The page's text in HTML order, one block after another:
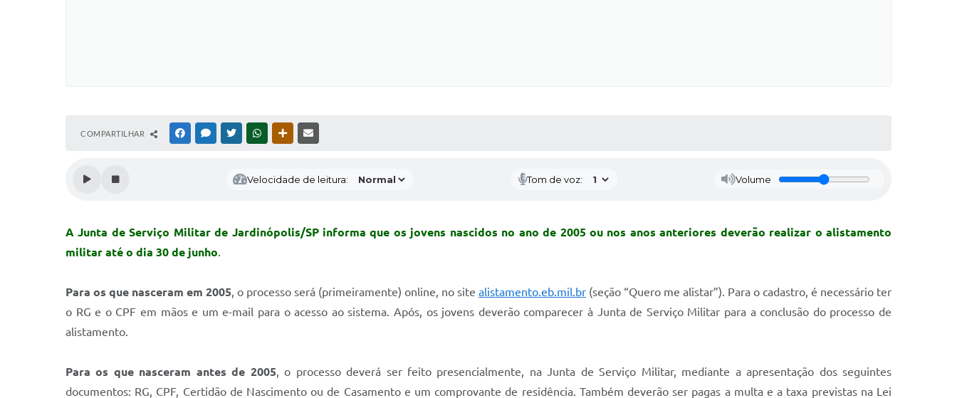
COMPARTILHAR FACEBOOKMESSENGER
TWITTERWHATSAPPOUTRAS MÍDIAS
Velocidade de leitura: Tom de voz: Volume
A Junta de Serviço Militar de Jardinópolis/SP informa que os jovens nascidos no ano de 2005 ou nos anos anteriores deverão realizar o alistamento
militar até o dia 30 de junho
Para os que nasceram em 2005 , o processo será (primeiramente) online, no site alistamento.eb.mil.br (seção “Quero me alistar”). Para o cadastro, é necessário ter
o RG e o CPF em mãos e um e-mail para o acesso ao sistema. Após, os jovens deverão comparecer à Junta de Serviço Militar para a conclusão do processo de
alistamento.
Para os que nasceram antes de 2005 , o processo deverá ser feito presencialmente, na Junta de Serviço Militar, mediante a apresentação dos seguintes
documentos: RG, CPF, Certidão de Nascimento ou de Casamento e um comprovante de residência. Também deverão ser pagas a multa e a taxa previstas na Lei